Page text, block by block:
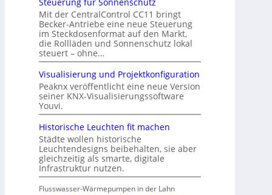
Steuerung für Sonnenschutz
Mit der CentralControl CC11 bringt
Becker-Antriebe eine neue Steuerung
im Steckdosenformat auf den Markt,
die Rollläden und Sonnenschutz lokal
steuert – ohne…
Visualisierung und Projektkonfiguration
Peaknx veröffentlicht eine neue Version
seiner KNX-Visualisierungssoftware
Youvi.
Historische Leuchten fit machen
Städte wollen historische
Leuchtendesigns beibehalten, sie aber
gleichzeitig als smarte, digitale
Infrastruktur nutzen.
Flusswasser-Wärmepumpen in der Lahn